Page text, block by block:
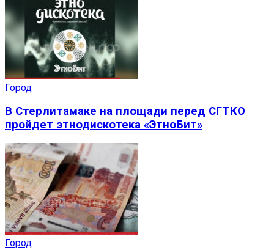
Город
В Стерлитамаке на площади перед СГТКО
пройдет этнодискотека «ЭтноБит»
Город